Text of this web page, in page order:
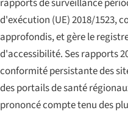
d'exécution (UE) 2018/1523,
approfondis, et gère le
d'accessibilité. Ses rapports
conformité persistante des
des portails de santé
prononcé compte tenu des